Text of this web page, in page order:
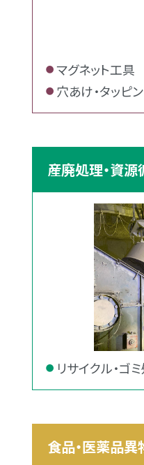
マグネット工具
穴あけ・タッピ
産廃処理・資源
リサイクル・ゴ
食品・医薬品異